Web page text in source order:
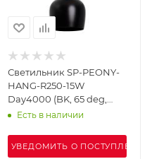
Светильник SP-PEONY-
HANG-R250-15W
Day4000 (BK, 65 deg,
230V) (Arlight, IP20
Есть в наличии
УВЕДОМИТЬ О ПОСТУПЛЕНИИ